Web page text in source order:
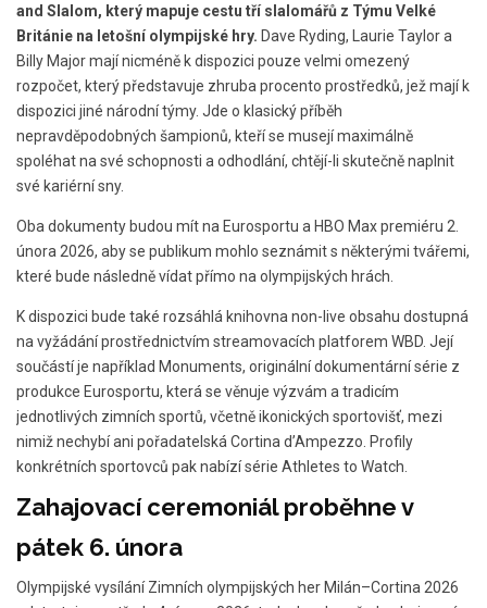
and Slalom, který mapuje cestu tří slalomářů z Týmu Velké
Británie na letošní olympijské hry. Dave Ryding, Laurie Taylor a
Billy Major mají nicméně k dispozici pouze velmi omezený
rozpočet, který představuje zhruba procento prostředků, jež mají k
dispozici jiné národní týmy. Jde o klasický příběh
nepravděpodobných šampionů, kteří se musejí maximálně
spoléhat na své schopnosti a odhodlání, chtějí-li skutečně naplnit
své kariérní sny.
Oba dokumenty budou mít na Eurosportu a HBO Max premiéru 2.
února 2026, aby se publikum mohlo seznámit s některými tvářemi,
které bude následně vídat přímo na olympijských hrách.
K dispozici bude také rozsáhlá knihovna non-live obsahu dostupná
na vyžádání prostřednictvím streamovacích platforem WBD. Její
součástí je například Monuments, originální dokumentární série z
produkce Eurosportu, která se věnuje výzvám a tradicím
jednotlivých zimních sportů, včetně ikonických sportovišť, mezi
nimiž nechybí ani pořadatelská Cortina d’Ampezzo. Profily
konkrétních sportovců pak nabízí série Athletes to Watch.
Zahajovací ceremoniál proběhne v
pátek 6. února
Olympijské vysílání Zimních olympijských her Milán–Cortina 2026